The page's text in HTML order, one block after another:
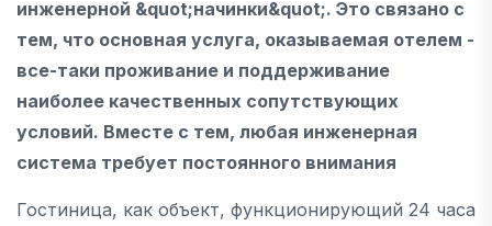
инженерной &quot;начинки&quot;. Это связано с
тем, что основная услуга, оказываемая отелем -
все-таки проживание и поддерживание
наиболее качественных сопутствующих
условий. Вместе с тем, любая инженерная
система требует постоянного внимания
Гостиница, как объект, функционирующий 24 часа